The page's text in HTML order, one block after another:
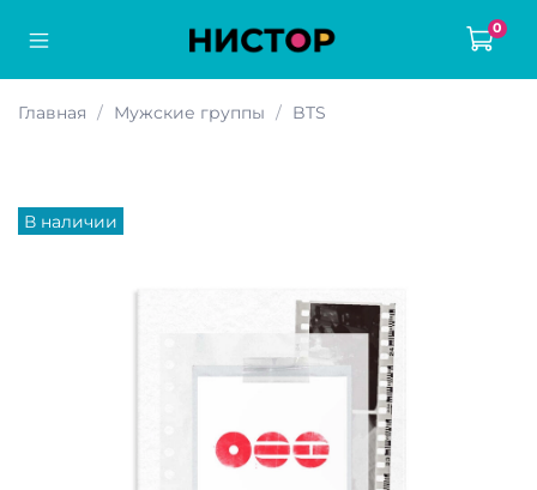
0
Главная Мужские группы BTS
В наличии